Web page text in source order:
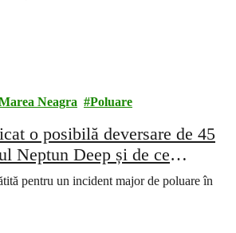
Neagra Poluare
o posibilă deversare de 45
Neptun Deep și de ce
cazul din birou
pentru un incident major de poluare în